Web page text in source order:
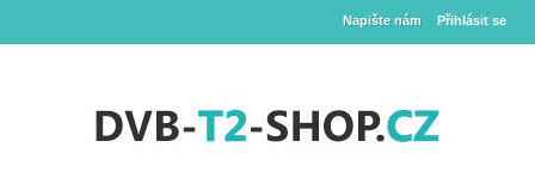
Přihlásit se
Napište nám